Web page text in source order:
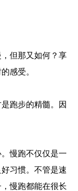
但那又如何？享
感受。
跑步的精髓。因
慢跑不仅仅是一
习惯。不管是速
慢跑都能在很长